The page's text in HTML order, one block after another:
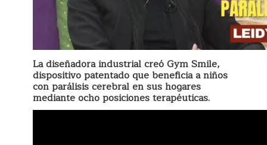
La diseñadora industrial creó Gym Smile,
dispositivo patentado que beneficia a niños
con parálisis cerebral en sus hogares
mediante ocho posiciones terapéuticas.